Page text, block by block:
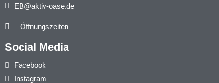
EB@aktiv-oase.de
Öffnungszeiten
Social Media
Facebook
Instagram